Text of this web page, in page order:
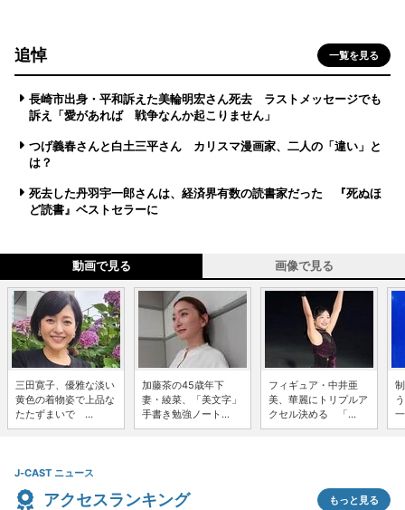
追悼 一覧を見る
長崎市出身・平和訴えた美輪明宏さん死去 ラストメッセージでも
訴え「愛があれば 戦争なんか起こりません」
つげ義春さんと白土三平さん カリスマ漫画家、二人の「違い」と
は？
死去した丹羽宇一郎さんは、経済界有数の読書家だった 『死ぬほ
ど読書』ベストセラーに
動画で見る 画像で見る
三田寛子、優雅な淡い
黄色の着物姿で上品な
たたずまいで ...
加藤茶の45歳年下
妻・綾菜、「美文字」
手書き勉強ノート...
フィギュア・中井亜
美、華麗にトリプルア
クセル決める 「...
J-CAST ニュース
アクセスランキング もっと見る